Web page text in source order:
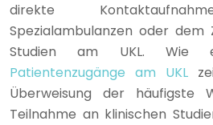
direkte
Spezialambulanzen oder dem
Studien am UKL. Wie
Patientenzugänge am UKL
Überweisung der häufigste
Teilnahme an klinischen